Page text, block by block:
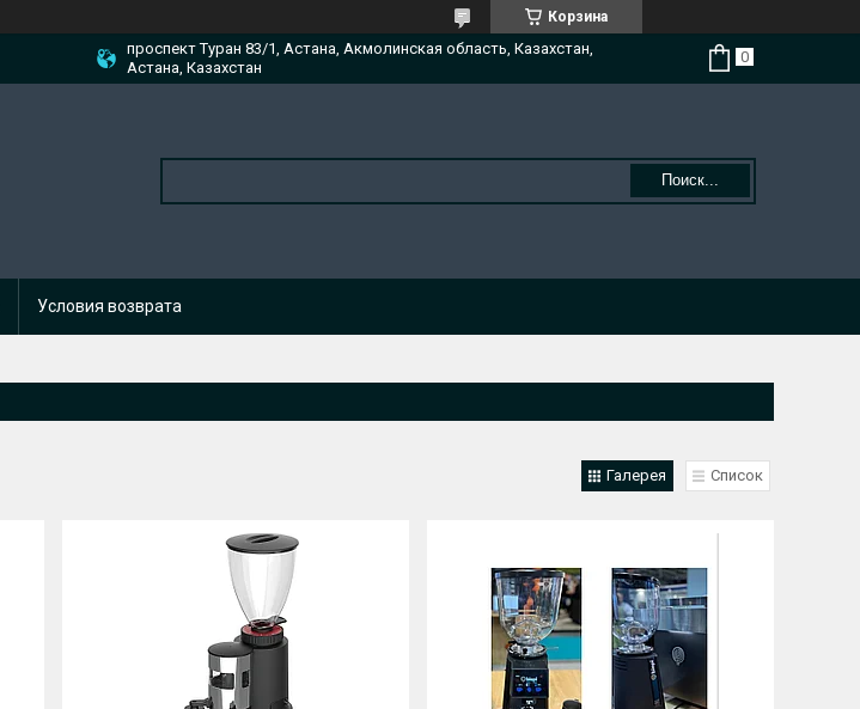
Корзина
проспект Туран 83/1, Астана, Акмолинская область, Казахстан,
Астана, Казахстан
Поиск...
Условия возврата
Галерея Список